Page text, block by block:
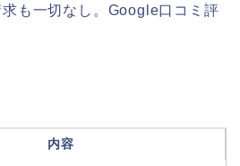
も一切なし。Google口コミ評
内容